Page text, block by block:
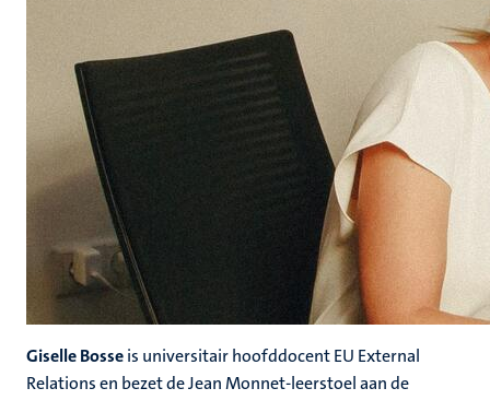
Giselle Bosseis universitair hoofddocent EU External
Relations en bezet de Jean Monnet-leerstoel aan de